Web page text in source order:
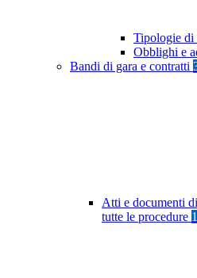
Tipologie di
Obblighi e
Bandi di gara e contratti
Atti e documenti
tutte le procedure 1